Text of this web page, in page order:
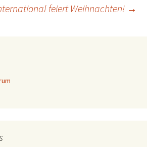
feiert Weihnachten! →